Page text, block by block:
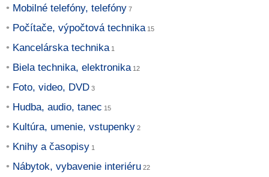
Mobilné telefóny, telefóny
Počítače, výpočtová technika
Kancelárska technika
Biela technika, elektronika
Foto, video, DVD
Hudba, audio, tanec
Kultúra, umenie, vstupenky
Knihy a časopisy
Nábytok, vybavenie interiéru